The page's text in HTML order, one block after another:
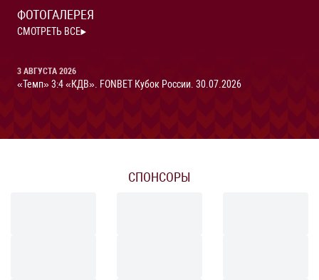
ФОТОГАЛЕРЕЯ
СМОТРЕТЬ ВСЕ
3 АВГУСТА 2026
«Темп» 3:4 «КДВ». FONBET Кубок России. 30.07.2026
СПОНСОРЫ